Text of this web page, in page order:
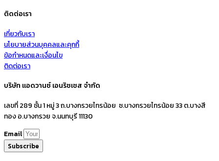
ติดต่อเรา
เกี่ยวกับเรา
นโยบายส่วนบุคคลและคุกกี้
ข้อกำหนดและเงื่อนไข
ติดต่อเรา
บริษัท แอดวานซ์ เอนริชเชส จำกัด
เลขที่ 289 ชั้น 1 หมู่ 3 ถ.บางกรวยไทรน้อย ซ.บางกรวยไทรน้อย 33 ต.บางสี
ทอง อ.บางกรวย จ.นนทบุรี 11130
Email
Subscribe